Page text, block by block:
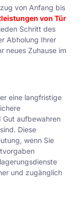
von Anfang bis
von Tür
Schritt des
Abholung Ihrer
neues Zuhause im
eine langfristige
Gut aufbewahren
Diese
wenn Sie
und zugänglich